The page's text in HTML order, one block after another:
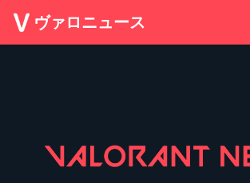
ヴァロニュース